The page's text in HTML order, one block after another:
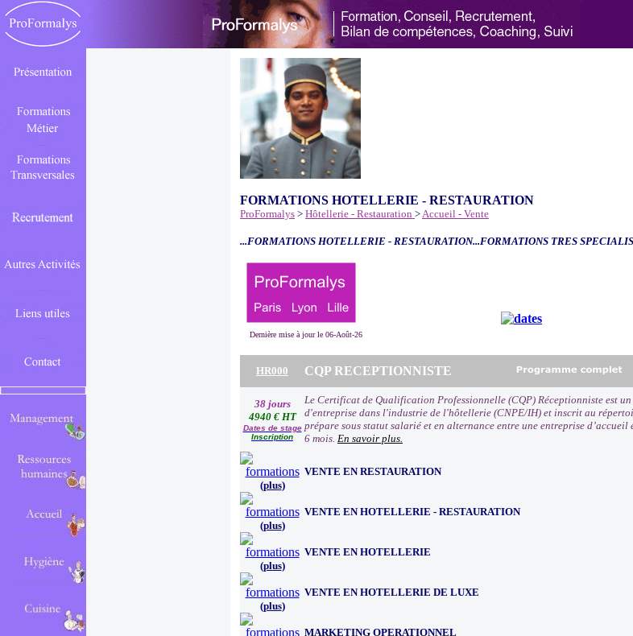
FORMATIONS HOTELLERIE - RESTAURATION
ProFormalys > Hôtellerie - Restauration >Accueil - Vente
...FORMATIONS HOTELLERIE - RESTAURATION...FORMATIONS TRES
Dernière mise à jour le 06-Août-26
HR000 CQP RECEPTIONNISTE
38 jours
4940 € HT
Dates de stage
Inscription
Le Certificat de Qualification Professionnelle (CQP) Réceptionniste est
d'entreprise dans l'industrie de l'hôtellerie (CNPE/IH) et inscrit au
prépare sous statut salarié et en alternance entre une entreprise
6 mois. En savoir plus.
(plus)
VENTE EN RESTAURATION
(plus)
VENTE EN HOTELLERIE - RESTAURATION
(plus)
VENTE EN HOTELLERIE
(plus)
VENTE EN HOTELLERIE DE LUXE
MARKETING OPERATIONNEL